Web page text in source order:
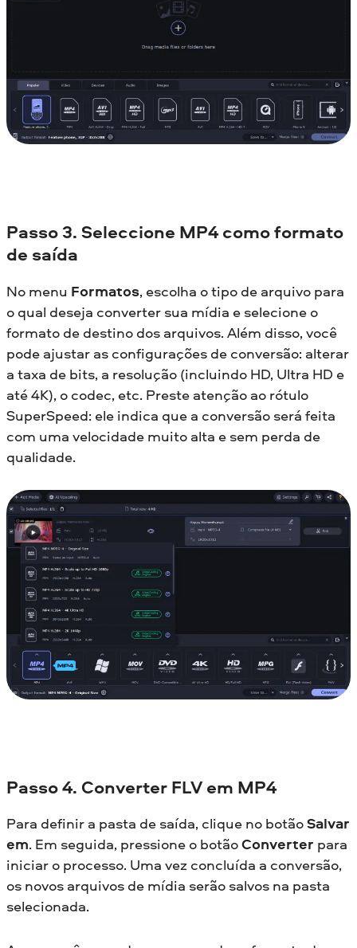
Passo 3. Seleccione MP4 como formato
de saída
No menu Formatos, escolha o tipo de arquivo para
o qual deseja converter sua mídia e selecione o
formato de destino dos arquivos. Além disso, você
pode ajustar as configurações de conversão: alterar
a taxa de bits, a resolução (incluindo HD, Ultra HD e
até 4K), o codec, etc. Preste atenção ao rótulo
SuperSpeed: ele indica que a conversão será feita
com uma velocidade muito alta e sem perda de
qualidade.
Passo 4. Converter FLV em MP4
Para definir a pasta de saída, clique no botãoSalvar
em. Em seguida, pressione o botãoConverter para
iniciar o processo. Uma vez concluída a conversão,
os novos arquivos de mídia serão salvos na pasta
selecionada.